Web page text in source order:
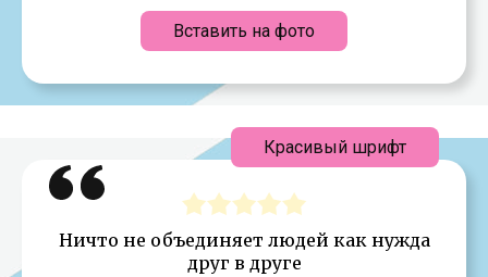
Вставить на фото
Ничто не объединяет людей как нужда
друг в друге
Красивый шрифт